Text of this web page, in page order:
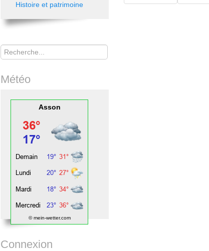
Histoire et patrimoine
Rechercher
Météo
Asson
© mein-wetter.com
Connexion